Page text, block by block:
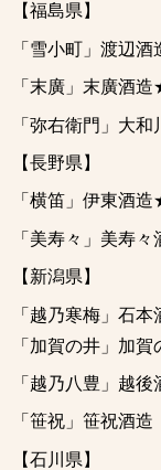
【福島県】
「雪小町」渡辺
「末廣」末廣酒
「弥右衛門」大
【長野県】
「横笛」伊東酒
「美寿々」美寿々
【新潟県】
「越乃寒梅」石
「加賀の井」加賀
「越乃八豊」越後
「笹祝」笹祝酒造
【石川県】